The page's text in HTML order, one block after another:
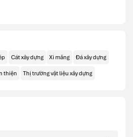
Cát xây dựng Xi măng Đá xây dựng
thiện Thị trường vật liệu xây dựng